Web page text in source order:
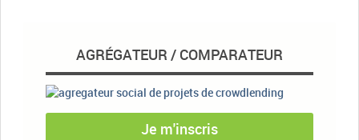
AGRÉGATEUR / COMPARATEUR
Je m'inscris